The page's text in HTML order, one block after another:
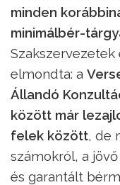
minden
minimálbér-
Szakszervezetek
elmondta: a
Állandó
között már
felek között, de
számokról, a
és garantált